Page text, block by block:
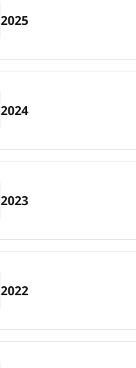
2025
2024
2023
2022